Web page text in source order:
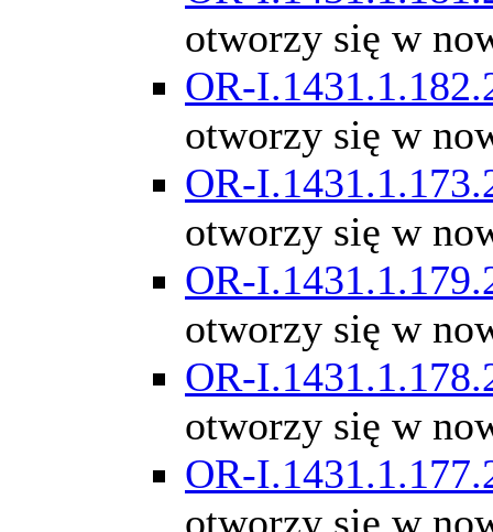
otworzy się w
OR-
otworzy się w
OR-
otworzy się w
OR-
otworzy się w
OR-
otworzy się w
OR-
otworzy się w